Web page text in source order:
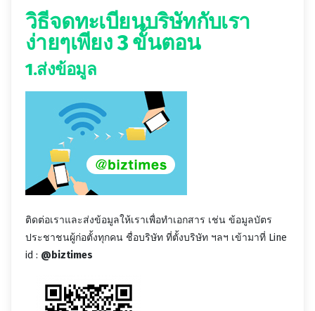
วิธีจดทะเบียนบริษัทกับเรา
ง่ายๆเพียง 3 ขั้นตอน
1.ส่งข้อมูล
ติดต่อเราและส่งข้อมูลให้เราเพื่อทำเอกสาร เช่น ข้อมูลบัตร
ประชาชนผู้ก่อตั้งทุกคน ชื่อบริษัท ที่ตั้งบริษัท ฯลฯ เข้ามาที่ Line
id : @biztimes